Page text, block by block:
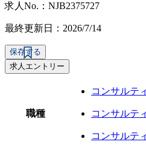
求人No.：NJB2375727
最終更新日：2026/7/14
保存する
求人エントリー
職種
コンサルテ
コンサルテ
コンサルテ